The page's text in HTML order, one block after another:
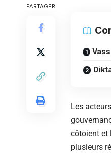
PARTAGER
Les
côtoient et
plusieurs